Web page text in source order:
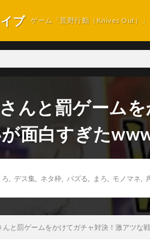
ブ ゲーム「荒野行動（Knives Out）」
さんと罰ゲーム
面白すぎた
ろ デス集 ネタ枠 バズる まろ モノマネ
んと罰ゲームをかけてガチャ対決！激アツな